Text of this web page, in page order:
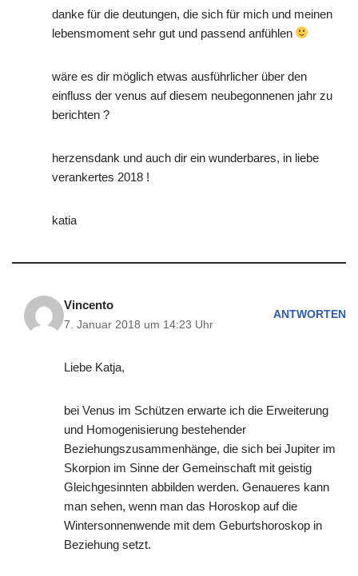
danke für die deutungen, die sich für mich und meinen
lebensmoment sehr gut und passend anfühlen
wäre es dir möglich etwas ausführlicher über den
einfluss der venus auf diesem neubegonnenen jahr zu
berichten ?
herzensdank und auch dir ein wunderbares, in liebe
verankertes 2018 !
katia
Vincento
7. Januar 2018 um 14:23 Uhr
ANTWORTEN
Liebe Katja,
bei Venus im Schützen erwarte ich die Erweiterung
und Homogenisierung bestehender
Beziehungszusammenhänge, die sich bei Jupiter im
Skorpion im Sinne der Gemeinschaft mit geistig
Gleichgesinnten abbilden werden. Genaueres kann
man sehen, wenn man das Horoskop auf die
Wintersonnenwende mit dem Geburtshoroskop in
Beziehung setzt.